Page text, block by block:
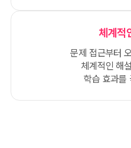
체계적
문제 접근부터
체계적인 해
학습 효과를